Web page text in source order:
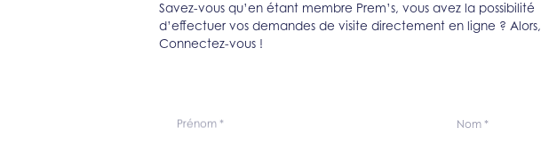
Savez-vous qu’en étant membre Prem’s, vous avez la possibilité
d’effectuer vos demandes de visite directement en ligne ? Alors,
Connectez-vous !
Prénom * Nom *